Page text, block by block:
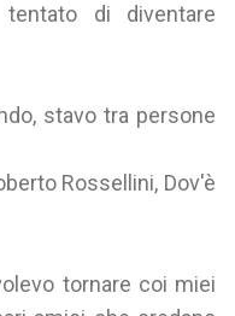
di diventare
stavo tra persone
Rossellini, Dov'è
tornare coi miei